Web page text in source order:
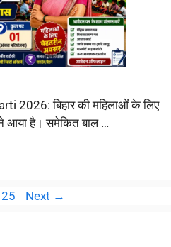
2026: बिहार की महिलाओं के लिए
आया है। समेकित बाल …
Next →